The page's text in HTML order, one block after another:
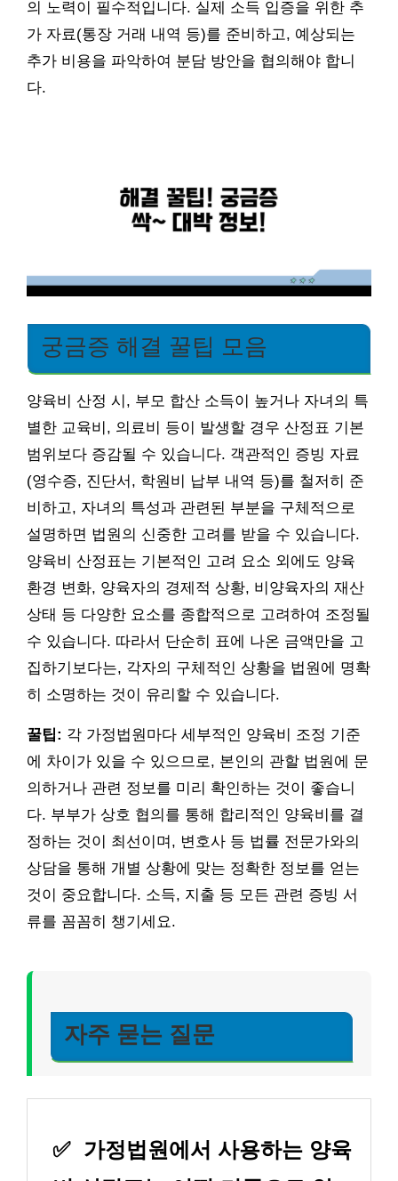
의 노력이 필수적입니다. 실제 소득 입증을 위한 추
가 자료(통장 거래 내역 등)를 준비하고, 예상되는
추가 비용을 파악하여 분담 방안을 협의해야 합니
다.
궁금증 해결 꿀팁 모음
양육비 산정 시, 부모 합산 소득이 높거나 자녀의 특
별한 교육비, 의료비 등이 발생할 경우 산정표 기본
범위보다 증감될 수 있습니다. 객관적인 증빙 자료
(영수증, 진단서, 학원비 납부 내역 등)를 철저히 준
비하고, 자녀의 특성과 관련된 부분을 구체적으로
설명하면 법원의 신중한 고려를 받을 수 있습니다.
양육비 산정표는 기본적인 고려 요소 외에도 양육
환경 변화, 양육자의 경제적 상황, 비양육자의 재산
상태 등 다양한 요소를 종합적으로 고려하여 조정될
수 있습니다. 따라서 단순히 표에 나온 금액만을 고
집하기보다는, 각자의 구체적인 상황을 법원에 명확
히 소명하는 것이 유리할 수 있습니다.
꿀팁: 각 가정법원마다 세부적인 양육비 조정 기준
에 차이가 있을 수 있으므로, 본인의 관할 법원에 문
의하거나 관련 정보를 미리 확인하는 것이 좋습니
다. 부부가 상호 협의를 통해 합리적인 양육비를 결
정하는 것이 최선이며, 변호사 등 법률 전문가와의
상담을 통해 개별 상황에 맞는 정확한 정보를 얻는
것이 중요합니다. 소득, 지출 등 모든 관련 증빙 서
류를 꼼꼼히 챙기세요.
자주 묻는 질문
✅ 가정법원에서 사용하는 양육